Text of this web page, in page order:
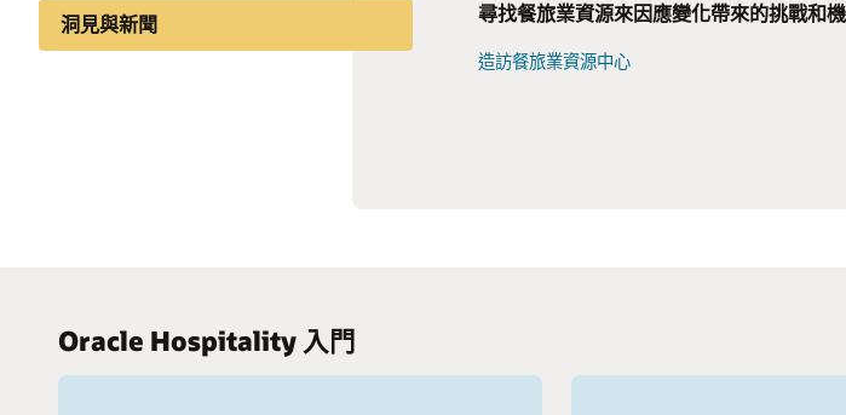
洞見與新聞 尋找餐旅業資源來因應變化帶來的挑戰和
造訪餐旅業資源中心
獲取合作夥伴、服務和 API 整合服務，以適
觀看網路廣播或聆聽播客，瞭解最新的市場
巧。
Oracle Hospitality 入門